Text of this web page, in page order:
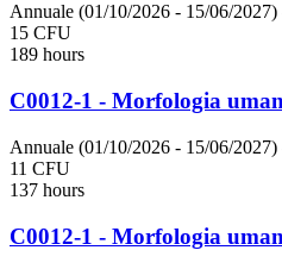
Annuale (01/10/2026 - 15/06/2027)
15 CFU
189 hours
C0012-1 - Morfologia
Annuale (01/10/2026 - 15/06/2027)
11 CFU
137 hours
C0012-1 - Morfologia